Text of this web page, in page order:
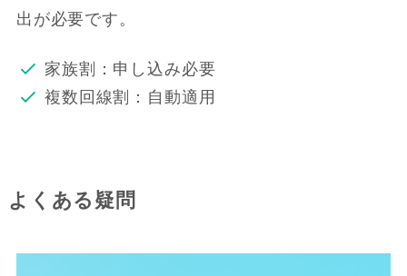
出が必要です。
家族割：申し込み必要
複数回線割：自動適用
よくある疑問